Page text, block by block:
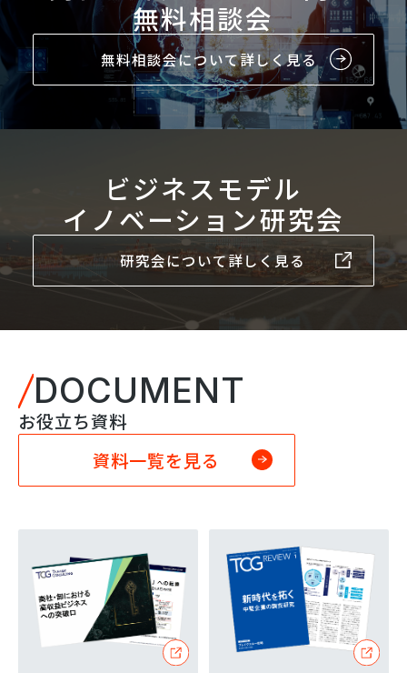
無料相談会
無料相談会について詳しく見る
ビジネスモデル
イノベーション研究会
研究会について詳しく見る
DOCUMENT
お役立ち資料
資料一覧を見る